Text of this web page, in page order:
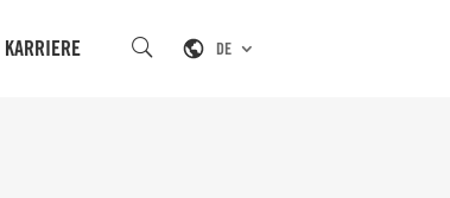
KARRIERE DE